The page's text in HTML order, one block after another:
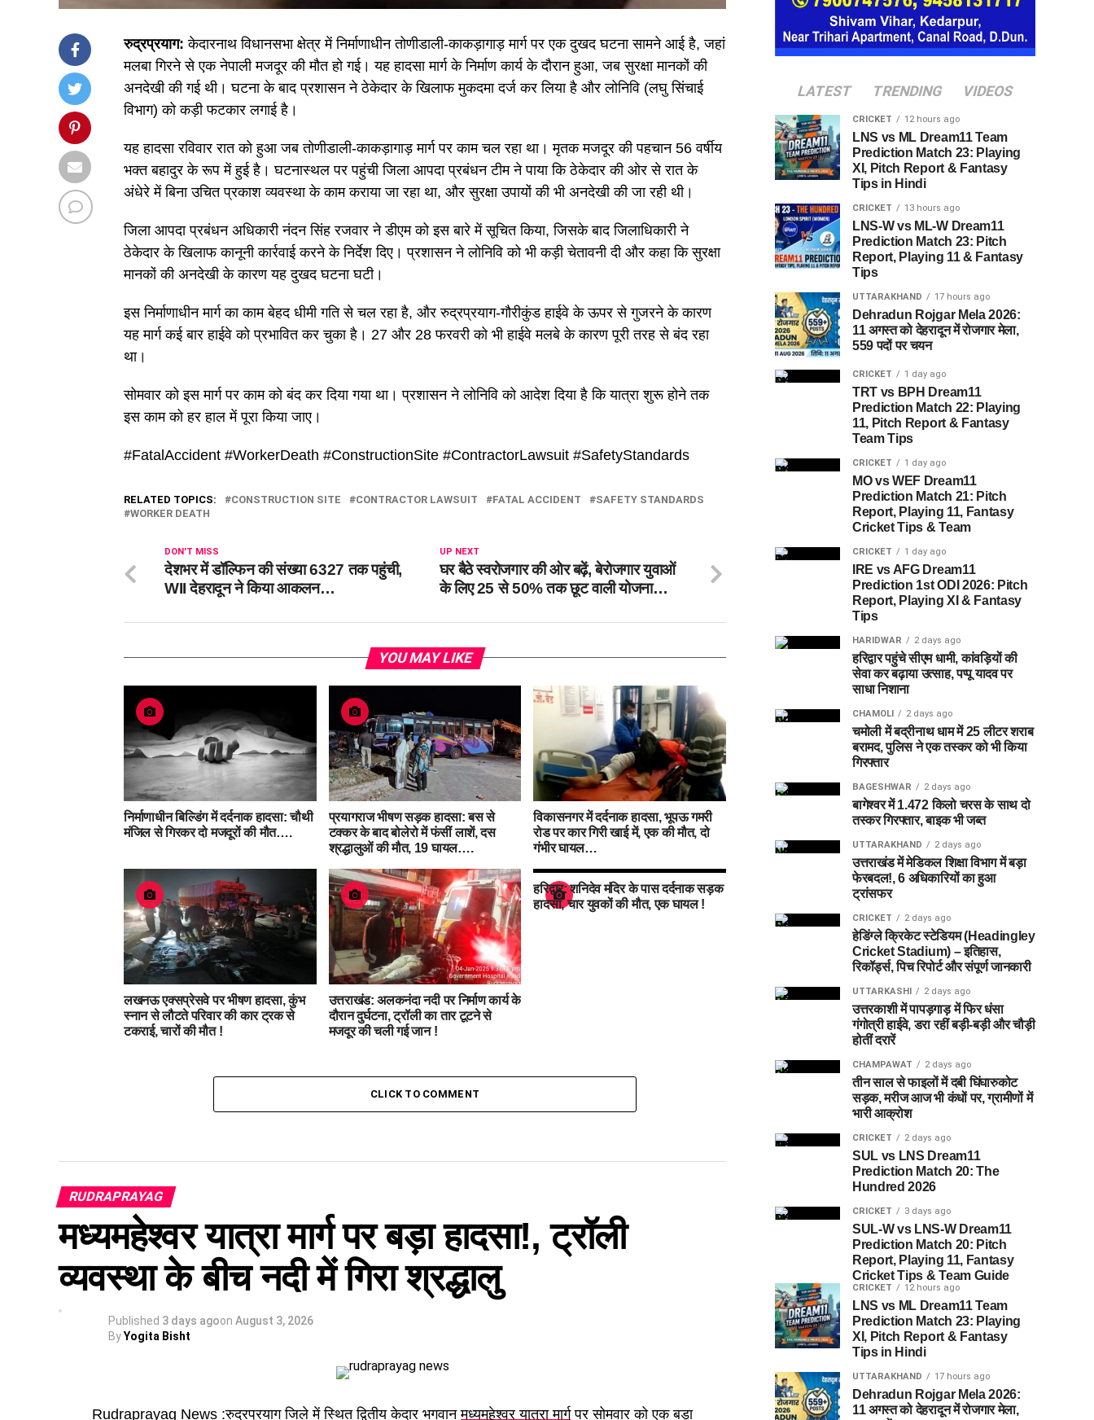
रुद्रप्रयाग: केदारनाथ विधानसभा क्षेत्र में निर्माणाधीन तोणीडाली-काकड़ागाड़ मार्ग पर एक दुखद घटना सामने आई है, जहां
मलबा गिरने से एक नेपाली मजदूर की मौत हो गई। यह हादसा मार्ग के निर्माण कार्य के दौरान हुआ, जब सुरक्षा मानकों की
अनदेखी की गई थी। घटना के बाद प्रशासन ने ठेकेदार के खिलाफ मुकदमा दर्ज कर लिया है और लोनिवि (लघु सिंचाई
विभाग) को कड़ी फटकार लगाई है।
यह हादसा रविवार रात को हुआ जब तोणीडाली-काकड़ागाड़ मार्ग पर काम चल रहा था। मृतक मजदूर की पहचान 56 वर्षीय
भक्त बहादुर के रूप में हुई है। घटनास्थल पर पहुंची जिला आपदा प्रबंधन टीम ने पाया कि ठेकेदार की ओर से रात के
अंधेरे में बिना उचित प्रकाश व्यवस्था के काम कराया जा रहा था, और सुरक्षा उपायों की भी अनदेखी की जा रही थी।
जिला आपदा प्रबंधन अधिकारी नंदन सिंह रजवार ने डीएम को इस बारे में सूचित किया, जिसके बाद जिलाधिकारी ने
ठेकेदार के खिलाफ कानूनी कार्रवाई करने के निर्देश दिए। प्रशासन ने लोनिवि को भी कड़ी चेतावनी दी और कहा कि सुरक्षा
मानकों की अनदेखी के कारण यह दुखद घटना घटी।
इस निर्माणाधीन मार्ग का काम बेहद धीमी गति से चल रहा है, और रुद्रप्रयाग-गौरीकुंड हाईवे के ऊपर से गुजरने के कारण
यह मार्ग कई बार हाईवे को प्रभावित कर चुका है। 27 और 28 फरवरी को भी हाईवे मलबे के कारण पूरी तरह से बंद रहा
था।
सोमवार को इस मार्ग पर काम को बंद कर दिया गया था। प्रशासन ने लोनिवि को आदेश दिया है कि यात्रा शुरू होने तक
इस काम को हर हाल में पूरा किया जाए।
#FatalAccident #WorkerDeath #ConstructionSite #ContractorLawsuit #SafetyStandards
RELATED TOPICS: CONSTRUCTION SITE CONTRACTOR LAWSUIT FATAL ACCIDENT
SAFETY STANDARDS
WORKER DEATH
UP NEXT
घर बैठे स्वरोजगार की ओर बढ़ें, बेरोजगार युवाओं
के लिए 25 से 50% तक छूट वाली योजना…
DON'T MISS
देशभर में डॉल्फिन की संख्या 6327 तक पहुंची,
WII देहरादून ने किया आकलन…
YOU MAY LIKE
निर्माणाधीन बिल्डिंग में दर्दनाक हादसा: चौथी
मंजिल से गिरकर दो मजदूरों की मौत….
प्रयागराज भीषण सड़क हादसा: बस से
टक्कर के बाद बोलेरो में फंसीं लाशें, दस
श्रद्धालुओं की मौत, 19 घायल….
विकासनगर में दर्दनाक हादसा, भूपऊ गमरी
रोड पर कार गिरी खाई में, एक की मौत, दो
गंभीर घायल…
लखनऊ एक्सप्रेसवे पर भीषण हादसा, कुंभ
स्नान से लौटते परिवार की कार ट्रक से
टकराई, चारों की मौत !
उत्तराखंड: अलकनंदा नदी पर निर्माण कार्य के
दौरान दुर्घटना, ट्रॉली का तार टूटने से
मजदूर की चली गई जान !
हरिद्वार: शनिदेव मंदिर के पास दर्दनाक सड़क
हादसा, चार युवकों की मौत, एक घायल !
CLICK TO COMMENT
RUDRAPRAYAG
मध्यमहेश्वर यात्रा मार्ग पर बड़ा हादसा!, ट्रॉली
व्यवस्था के बीच नदी में गिरा श्रद्धालु
Published 3 days agoon August 3, 2026
ByYogita Bisht
Rudraprayag News :रुद्रप्रयाग जिले में स्थित द्वितीय केदार भगवानमध्यमहेश्वर यात्रा मार्गपर सोमवार को एक बड़ा
LATEST TRENDING VIDEOS
CRICKET 12 hours ago
LNS vs ML Dream11 Team
Prediction Match 23: Playing
XI, Pitch Report & Fantasy
Tips in Hindi
CRICKET 13 hours ago
LNS-W vs ML-W Dream11
Prediction Match 23: Pitch
Report, Playing 11 & Fantasy
Tips
UTTARAKHAND 17 hours ago
Dehradun Rojgar Mela 2026:
11 अगस्त को देहरादून में रोजगार मेला,
559 पदों पर चयन
CRICKET 1 day ago
TRT vs BPH Dream11
Prediction Match 22: Playing
11, Pitch Report & Fantasy
Team Tips
CRICKET 1 day ago
MO vs WEF Dream11
Prediction Match 21: Pitch
Report, Playing 11, Fantasy
Cricket Tips & Team
CRICKET 1 day ago
IRE vs AFG Dream11
Prediction 1st ODI 2026: Pitch
Report, Playing XI & Fantasy
Tips
HARIDWAR 2 days ago
हरिद्वार पहुंचे सीएम धामी, कांवड़ियों की
सेवा कर बढ़ाया उत्साह, पप्पू यादव पर
साधा निशाना
CHAMOLI 2 days ago
चमोली में बद्रीनाथ धाम में 25 लीटर शराब
बरामद, पुलिस ने एक तस्कर को भी किया
गिरफ्तार
BAGESHWAR 2 days ago
बागेश्वर में 1.472 किलो चरस के साथ दो
तस्कर गिरफ्तार, बाइक भी जब्त
UTTARAKHAND 2 days ago
उत्तराखंड में मेडिकल शिक्षा विभाग में बड़ा
फेरबदल!, 6 अधिकारियों का हुआ
ट्रांसफर
CRICKET 2 days ago
हेडिंग्ले क्रिकेट स्टेडियम (Headingley
Cricket Stadium) – इतिहास,
रिकॉर्ड्स, पिच रिपोर्ट और संपूर्ण जानकारी
UTTARKASHI 2 days ago
उत्तरकाशी में पापड़गाड़ में फिर धंसा
गंगोत्री हाईवे, डरा रहीं बड़ी-बड़ी और चौड़ी
होतीं दरारें
CHAMPAWAT 2 days ago
तीन साल से फाइलों में दबी घिंघारुकोट
सड़क, मरीज आज भी कंधों पर, ग्रामीणों में
भारी आक्रोश
CRICKET 2 days ago
SUL vs LNS Dream11
Prediction Match 20: The
Hundred 2026
CRICKET 3 days ago
SUL-W vs LNS-W Dream11
Prediction Match 20: Pitch
Report, Playing 11, Fantasy
Cricket Tips & Team Guide
CRICKET 12 hours ago
LNS vs ML Dream11 Team
Prediction Match 23: Playing
XI, Pitch Report & Fantasy
Tips in Hindi
UTTARAKHAND 17 hours ago
Dehradun Rojgar Mela 2026:
11 अगस्त को देहरादून में रोजगार मेला,